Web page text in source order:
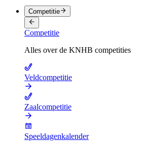
Competitie
Competitie
Alles over de KNHB competities
Veldcompetitie
Zaalcompetitie
Speeldagenkalender